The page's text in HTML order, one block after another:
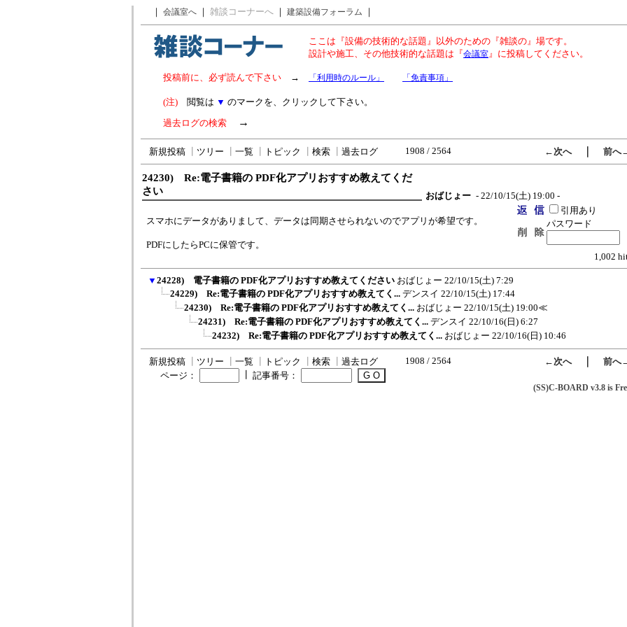
｜ 会議室へ ｜ 雑談コーナーへ ｜ 建築設備フォーラム ｜
ここは『設備の技術的な話題』以外のための『雑談の』場です。
設計や施工、その他技術的な話題は『会議室』に投稿してください。
投稿前に、必ず読んで下さい → 「利用時のルール」 「免責事項」
(注) 閲覧は ▼ のマークを、クリックして下さい。
過去ログの検索 →
新規投稿 ツリー 一覧 トピック 検索 過去ログ 1908 / 2564 ←次へ｜ 前へ
24230) Re:電子書籍の PDF化アプリおすすめ教えてくだ
さい
おばじょー - 22/10/15(土) 19:00 -
スマホにデータがありまして、データは同期させられないのでアプリが希望です。
PDFにしたらPCに保管です。
引用あり
パスワード
1,002
▼ 24228) 電子書籍の PDF化アプリおすすめ教えてください おばじょー 22/10/15(土) 7:29
24229) Re:電子書籍の PDF化アプリおすすめ教えてく... デンスイ 22/10/15(土) 17:44
24230) Re:電子書籍の PDF化アプリおすすめ教えてく... おばじょー 22/10/15(土) 19:00≪
24231) Re:電子書籍の PDF化アプリおすすめ教えてく... デンスイ 22/10/16(日) 6:27
24232) Re:電子書籍の PDF化アプリおすすめ教えてく... おばじょー 22/10/16(日) 10:46
新規投稿 ツリー 一覧 トピック 検索 過去ログ 1908 / 2564 ←次へ｜ 前へ
ページ：
記事番号：
(SS)C-BOARD v3.8 is